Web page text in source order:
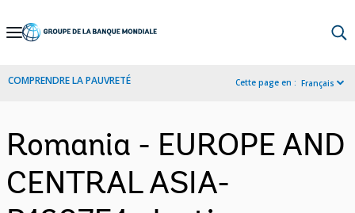
Skip
Navigation
COMPRENDRE LA PAUVRETÉ Cette page en : Français
Romania - EUROPE AND
CENTRAL ASIA-